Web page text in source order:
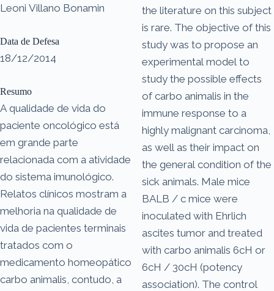
Leoni Villano Bonamin
Data de Defesa
18/12/2014
Resumo
A qualidade de vida do
paciente oncológico está
em grande parte
relacionada com a atividade
do sistema imunológico.
Relatos clínicos mostram a
melhoria na qualidade de
vida de pacientes terminais
tratados com o
medicamento homeopático
carbo animalis, contudo, a
the literature on this subject
is rare. The objective of this
study was to propose an
experimental model to
study the possible effects
of carbo animalis in the
immune response to a
highly malignant carcinoma,
as well as their impact on
the general condition of the
sick animals. Male mice
BALB / c mice were
inoculated with Ehrlich
ascites tumor and treated
with carbo animalis 6cH or
6cH / 30cH (potency
association). The control